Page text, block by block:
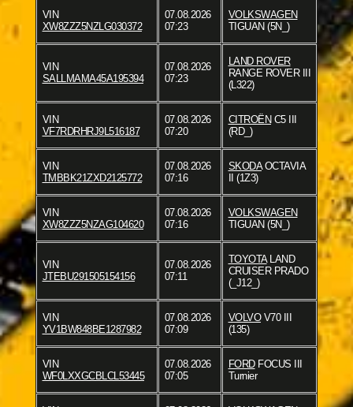
VIN
XW8ZZZ5NZLG030372
07.08.2026
07:23
VOLKSWAGEN
TIGUAN (5N_)
VIN
SALLMAMA45A195394
07.08.2026
07:23
LAND ROVER
RANGE ROVER III
(L322)
VIN
VF7RDRHRJ9L516187
07.08.2026
07:20
CITROËN C5 III
(RD_)
VIN
TMBBK21ZXD2125772
07.08.2026
07:16
SKODAOCTAVIA
II (1Z3)
VIN
XW8ZZZ5NZAG104620
07.08.2026
07:16
VOLKSWAGEN
TIGUAN (5N_)
VIN
JTEBU291505154156
07.08.2026
07:11
TOYOTALAND
CRUISER PRADO
(_J12_)
VIN
YV1BW848BE1287982
07.08.2026
07:09
VOLVOV70 III
(135)
VIN
WF0LXXGCBLCL53445
07.08.2026
07:05
FORDFOCUS III
Turnier